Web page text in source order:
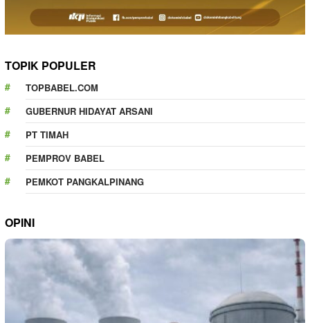
TOPIK POPULER
TOPBABEL.COM
GUBERNUR HIDAYAT ARSANI
PT TIMAH
PEMPROV BABEL
PEMKOT PANGKALPINANG
OPINI